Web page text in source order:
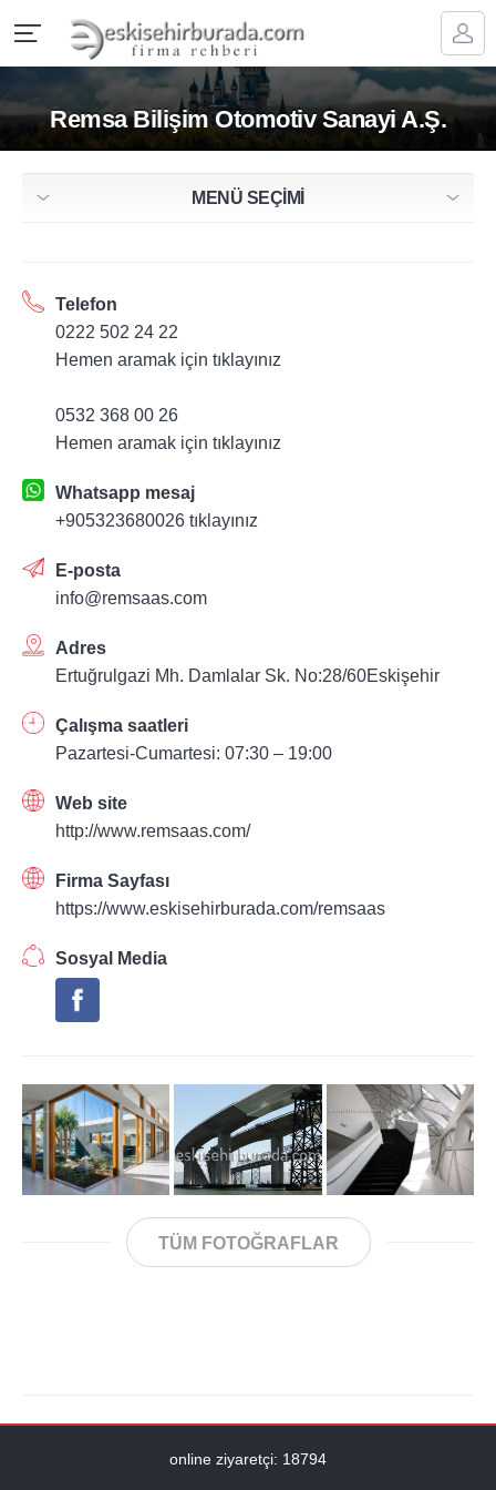
Remsa Bilişim Otomotiv Sanayi A.Ş.
MENÜ SEÇİMİ
Telefon
0222 502 24 22
Hemen aramak için tıklayınız
0532 368 00 26
Hemen aramak için tıklayınız
Whatsapp mesaj
+905323680026 tıklayınız
E-posta
info@remsaas.com
Adres
Ertuğrulgazi Mh. Damlalar Sk. No:28/60Eskişehir
Çalışma saatleri
Pazartesi-Cumartesi: 07:30 – 19:00
Web site
http://www.remsaas.com/
Firma Sayfası
https://www.eskisehirburada.com/remsaas
Sosyal Media
TÜM FOTOĞRAFLAR
online ziyaretçi: 18794